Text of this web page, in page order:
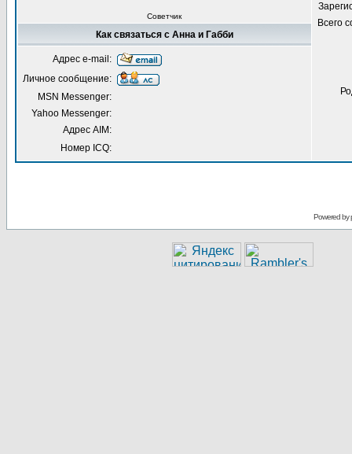
Советчик
Всего
Как связаться с Анна и Габби
Адрес e-mail:
Личное сообщение:
MSN Messenger:
Yahoo Messenger:
Адрес AIM:
Номер ICQ:
Powered by